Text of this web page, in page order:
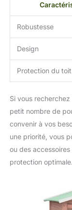
Robustesse
Design
Protection du toit
Si vous
petit nombre de
convenir à vos
une priorité, vous
ou des
protection optimale.